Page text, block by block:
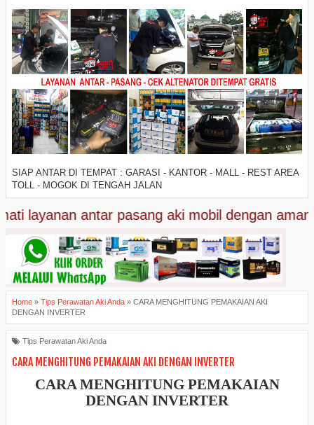
SIAP ANTAR DI TEMPAT : GARASI - KANTOR - MALL - REST AREA
TOLL - MOGOK DI TENGAH JALAN
layanan antar pasang aki mobil dengan aman
Home » Tips Perawatan Aki Anda » CARA MENGHITUNG PEMAKAIAN AKI
DENGAN INVERTER
Tips Perawatan Aki Anda
CARA MENGHITUNG PEMAKAIAN AKI DENGAN INVERTER
CARA MENGHITUNG PEMAKAIAN
DENGAN INVERTER